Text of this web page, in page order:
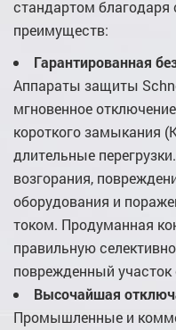
стандартом
преимуществ:
Гарантированная
Аппараты защиты
мгновенное
короткого замыкания
длительные
возгорания,
оборудования и
током. Продуманная
правильную
поврежденный участок
Высочайшая
Промышленные и